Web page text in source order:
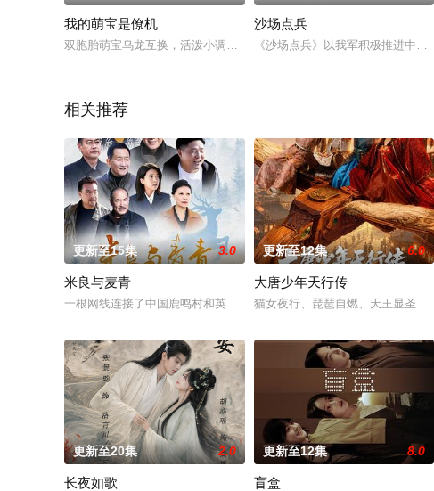
我的萌宝是僚机
双胞胎萌宝乌龙互换，活泼小调皮变身寡言贵公子，竟找出彼此“素未
沙场点兵
《沙场点兵》以我军积极推进中
相关推荐
更新至15集 3.0
米良与麦青
一根网线连接了中国鹿鸣村和英国牛津，麦香通过视频向米良宣告：婚
更新至12集 6.0
大唐少年天行传
猫女夜行、琵琶自燃、天王显圣、
更新至20集 2.0
长夜如歌
更新至12集 8.0
盲盒